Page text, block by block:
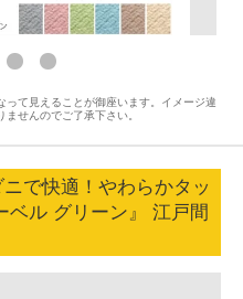
て見えることが御座います。イメージ違
せんのでご了承下さい。
で快適！やわらかタッ
ベル グリーン』 江戸間